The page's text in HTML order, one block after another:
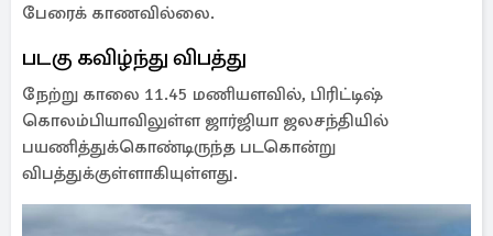
பேரைக் காணவில்லை.
படகு கவிழ்ந்து விபத்து
நேற்று காலை 11.45 மணியளவில், பிரிட்டிஷ்
கொலம்பியாவிலுள்ள ஜார்ஜியா ஜலசந்தியில்
பயணித்துக்கொண்டிருந்த படகொன்று
விபத்துக்குள்ளாகியுள்ளது.